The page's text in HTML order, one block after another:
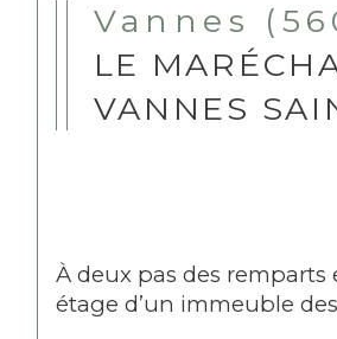
Vannes
LE
VANNES
À deux pas des
étage d’un immeuble